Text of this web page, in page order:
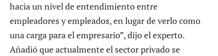
hacia un nivel de entendimiento entre
empleadores y empleados, en lugar de verlo como
una carga para el empresario”, dijo el experto.
Añadió que actualmente el sector privado se